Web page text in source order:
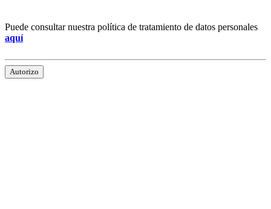
Puede consultar nuestra política de tratamiento de datos personales
aquí
Autorizo